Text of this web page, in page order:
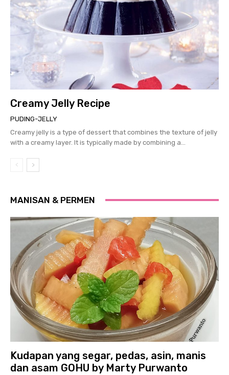
Creamy Jelly Recipe
PUDING-JELLY
Creamy jelly is a type of dessert that combines the texture of jelly
with a creamy layer. It is typically made by combining a...
MANISAN & PERMEN
Kudapan yang segar, pedas, asin, manis
dan asam GOHU by Marty Purwanto